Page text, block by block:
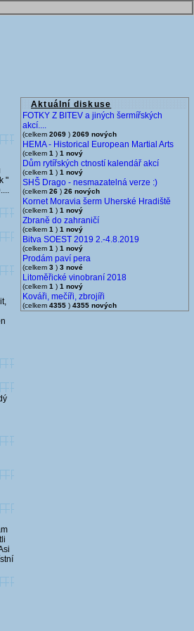
Aktuální diskuse
FOTKY Z BITEV a jiných šermířských
akcí....
(celkem 2069 ) 2069 nových
HEMA - Historical European Martial Arts
(celkem 1 ) 1 nový
Dům rytířských ctností kalendář akcí
(celkem 1 ) 1 nový
SHŠ Drago - nesmazatelná verze :)
(celkem 26 ) 26 nových
Kornet Moravia šerm Uherské Hradiště
(celkem 1 ) 1 nový
Zbraně do zahraničí
(celkem 1 ) 1 nový
Bitva SOEST 2019 2.-4.8.2019
(celkem 1 ) 1 nový
Prodám paví pera
(celkem 3 ) 3 nové
Litoměřické vinobraní 2018
(celkem 1 ) 1 nový
Kováři, mečíři, zbrojíři
(celkem 4355 ) 4355 nových
"